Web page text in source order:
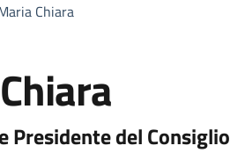
Chiara
Presidente del Consiglio